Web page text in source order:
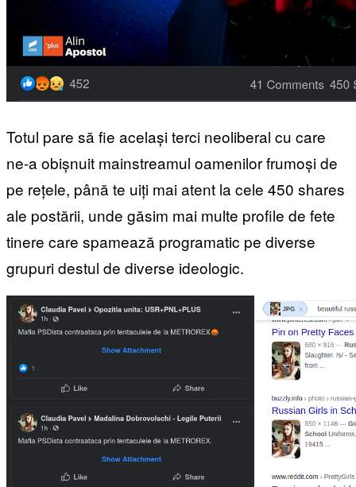
Totul pare să fie același terci neoliberal cu care
ne-a obișnuit mainstreamul oamenilor frumoși de
pe rețele, până te uiți mai atent la cele 450 shares
ale postării, unde găsim mai multe profile de fete
tinere care spamează programatic pe diverse
grupuri destul de diverse ideologic.